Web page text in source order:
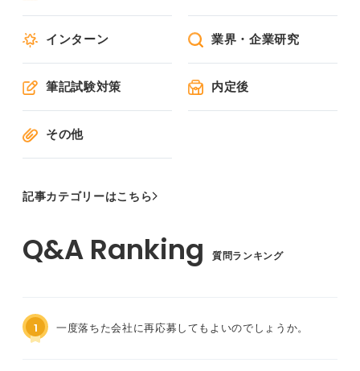
インターン 業界・企業研究
筆記試験対策 内定後
その他
記事カテゴリーはこちら
質問ランキング
1 一度落ちた会社に再応募してもよいのでしょうか。